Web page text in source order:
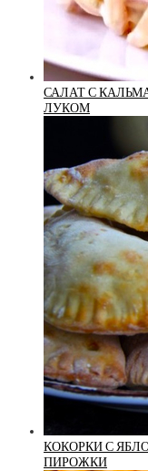
САЛАТ С
ЛУКОМ
КОКОРКИ С
ПИРОЖКИ